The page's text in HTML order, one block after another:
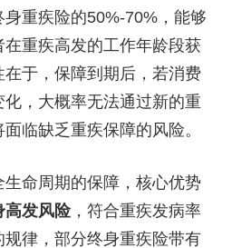
重疾险的50%-70%，能够
重疾高发的工作年龄段获
于，保障到期后，若消费
，大概率无法通过新的重
临缺乏重疾保障的风险。
生命周期的保障，核心优势
高发风险，符合重疾发病率
律，部分终身重疾险带有